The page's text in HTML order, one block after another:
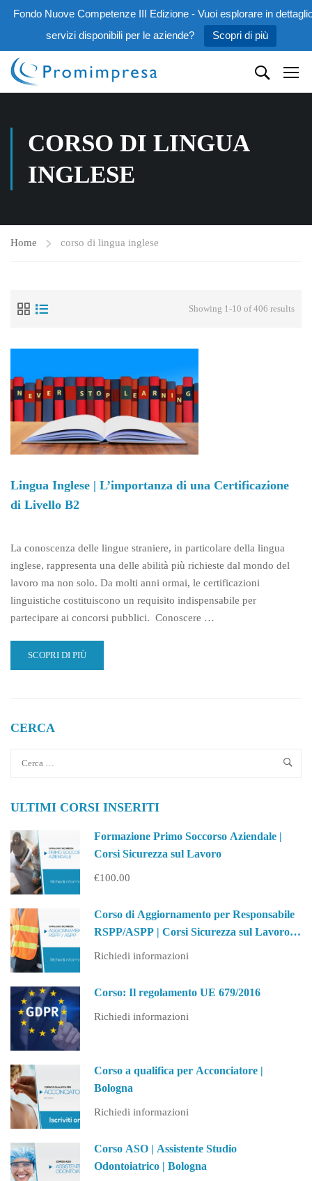
Fondo Nuove Competenze III Edizione - Vuoi esplorare in
servizi disponibili per le aziende?
Scopri di più
CORSO DI LINGUA
INGLESE
Home corso di lingua inglese
Showing 1-10 of 406 results
Lingua Inglese | L’importanza di una Certificazione
di Livello B2
La conoscenza delle lingue straniere, in particolare della lingua
inglese, rappresenta una delle abilità più richieste dal mondo del
lavoro ma non solo. Da molti anni ormai, le certificazioni
linguistiche costituiscono un requisito indispensabile per
partecipare ai concorsi pubblici. Conoscere …
READ
MORE
|
UNA
LIVELLO
SCOPRI DI PIÙ
CERCA
ULTIMI CORSI INSERITI
Formazione Primo Soccorso Aziendale |
Corsi Sicurezza sul Lavoro
€100.00
Corso di Aggiornamento per Responsabile
RSPP/ASPP | Corsi Sicurezza sul Lavoro
Richiedi informazioni
Corso: Il regolamento UE 679/2016
Richiedi informazioni
Corso a qualifica per Acconciatore |
Bologna
Richiedi informazioni
Corso ASO | Assistente Studio
Odontoiatrico | Bologna